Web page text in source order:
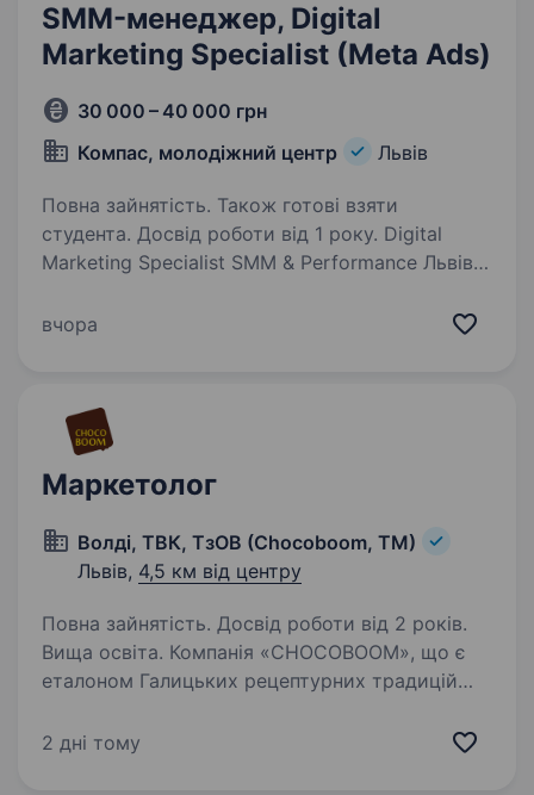
SMM-менеджер, Digital
Marketing Specialist (Meta Ads)
30 000 – 40 000 грн
Компас, молодіжний центр
Львів
Повна зайнятість. Також готові взяти
студента. Досвід роботи від 1 року. Digital
Marketing Specialist SMM & Performance Львів |
Шукаємо маркетолога, який любить не лише
вчора
Маркетолог
Волді, ТВК, ТзОВ (Chocoboom, ТМ)
Львів, 4,5 км від центру
Повна зайнятість. Досвід роботи від 2 років.
Вища освіта. Компанія «CHOCOBOOM», що є
еталоном Галицьких рецептурних традицій
активним розвитком та збільшенням
2 дні тому